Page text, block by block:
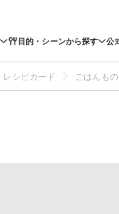
目的・シーンから探す 公
レシピカード ごはんもの